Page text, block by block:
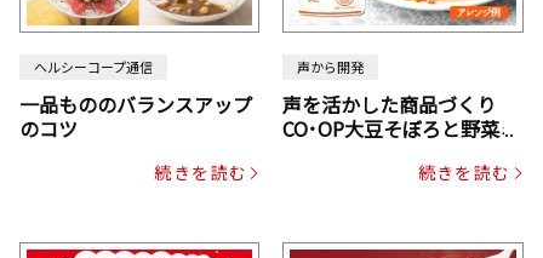
ヘルシーコープ通信
一品もののバランスアップ
のコツ
続きを読む
声から開発
声を活かした商品づくり
CO･OP大豆そぼろと野菜ミ
じん・コーン入り）続きを読む